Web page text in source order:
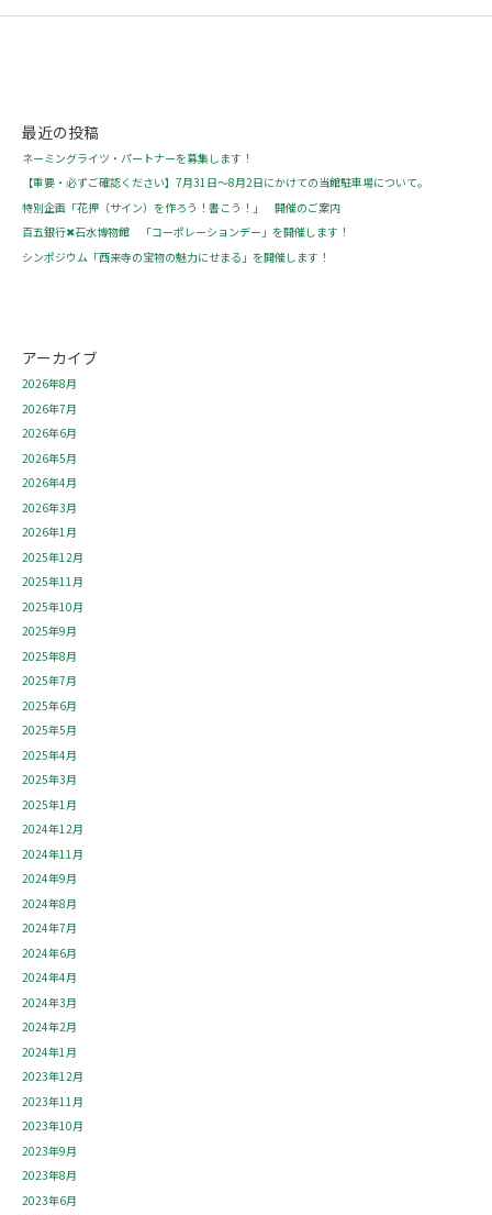
最近の投稿
ネーミングライツ・パートナーを募集します！
【重要・必ずご確認ください】7月31日～8月2日にかけての当館駐車場について。
特別企画「花押（サイン）を作ろう！書こう！」 開催のご案内
百五銀行✖石水博物館 「コーポレーションデー」を開催します！
シンポジウム「西来寺の宝物の魅力にせまる」を開催します！
アーカイブ
2026年8月
2026年7月
2026年6月
2026年5月
2026年4月
2026年3月
2026年1月
2025年12月
2025年11月
2025年10月
2025年9月
2025年8月
2025年7月
2025年6月
2025年5月
2025年4月
2025年3月
2025年1月
2024年12月
2024年11月
2024年9月
2024年8月
2024年7月
2024年6月
2024年4月
2024年3月
2024年2月
2024年1月
2023年12月
2023年11月
2023年10月
2023年9月
2023年8月
2023年6月